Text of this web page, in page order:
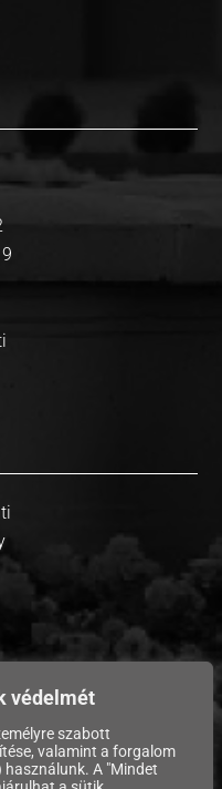
védelmét
szabott
valamint a forgalom
használunk. A "Mindet